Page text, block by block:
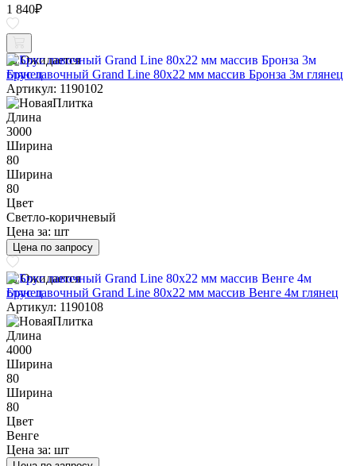
1 840₽
Ожидается
Брус лавочный Grand Line 80х22 мм массив Бронза 3м глянец
Артикул: 1190102
Длина
3000
Ширина
80
Ширина
80
Цвет
Светло-коричневый
Цена за: шт
Цена по запросу
Ожидается
Брус лавочный Grand Line 80х22 мм массив Венге 4м глянец
Артикул: 1190108
Длина
4000
Ширина
80
Ширина
80
Цвет
Венге
Цена за: шт